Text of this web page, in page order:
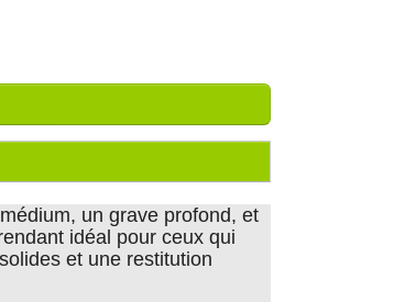
un grave profond, et
idéal pour ceux qui
et une restitution